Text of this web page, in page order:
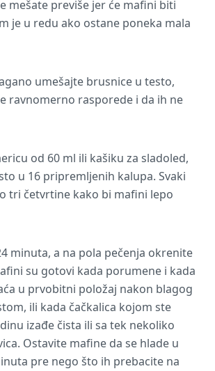
mešate previše jer će mafini biti
je u redu ako ostane poneka mala
umešajte brusnice u testo,
ravnomerno rasporede i da ih ne
od 60 ml ili kašiku za sladoled,
u 16 pripremljenih kalupa. Svaki
tri četvrtine kako bi mafini lepo
minuta, a na pola pečenja okrenite
su gotovi kada porumene i kada
u prvobitni položaj nakon blagog
ili kada čačkalica kojom ste
izađe čista ili sa tek nekoliko
Ostavite mafine da se hlade u
pre nego što ih prebacite na